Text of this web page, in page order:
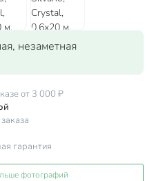
незаметная
от 3 000 ₽
гарантия
фотографий